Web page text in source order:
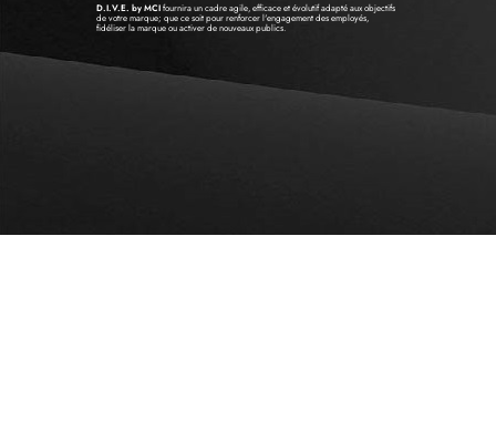
D.I.V.E. by MCIfournira un cadre agile, efficace et évolutif adapté aux objectifs
de votre marque; que ce soit pour renforcer l'engagement des employés,
fidéliser la marque ou activer de nouveaux publics.